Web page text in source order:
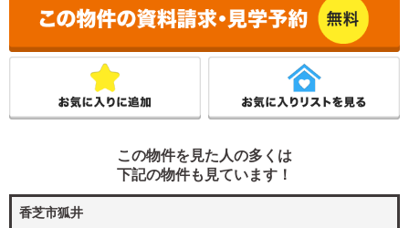
この物件を見た人の多くは
下記の物件も見ています！
香芝市狐井